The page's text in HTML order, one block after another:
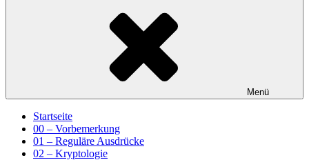
Menü
Startseite
00 – Vorbemerkung
01 – Reguläre Ausdrücke
02 – Kryptologie